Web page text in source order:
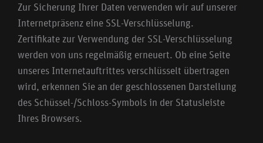
Zur Sicherung Ihrer Daten verwenden wir auf unserer
Internetpräsenz eine SSL-Verschlüsselung.
Zertifikate zur Verwendung der SSL-Verschlüsselung
werden von uns regelmäßig erneuert. Ob eine Seite
unseres Internetauftrittes verschlüsselt übertragen
wird, erkennen Sie an der geschlossenen Darstellung
des Schüssel-/Schloss-Symbols in der Statusleiste
Ihres Browsers.